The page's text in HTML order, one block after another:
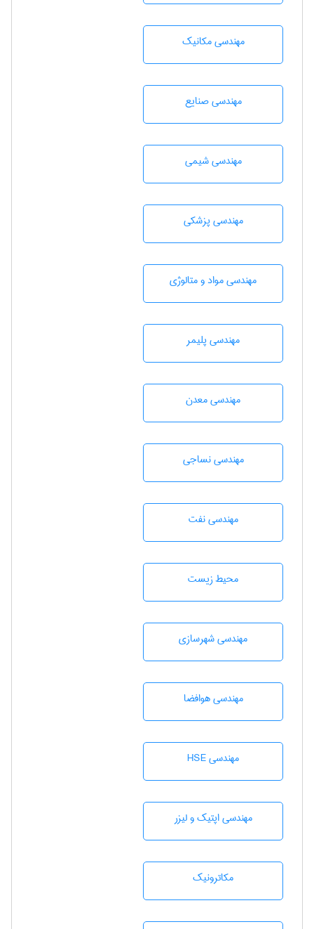
مهندسی مکانیک
مهندسی صنايع
مهندسي شيمی
مهندسی پزشکی
مهندسی مواد و متالوژی
مهندسی پليمر
مهندسی معدن
مهندسي نساجی
مهندسی نفت
محيط زيست
مهندسی شهرسازی
مهندسی هوافضا
مهندسی HSE
مهندسی اپتیک و لیزر
مکاترونیک